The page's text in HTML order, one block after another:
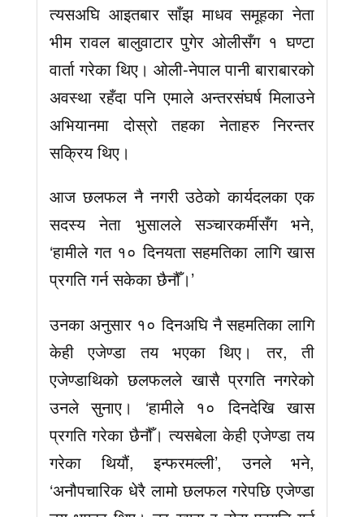
त्यसअघि आइतबार साँझ माधव समूहका नेता
भीम रावल बालुवाटार पुगेर ओलीसँग १ घण्टा
वार्ता गरेका थिए। ओली-नेपाल पानी बाराबारको
अवस्था रहँदा पनि एमाले अन्तरसंघर्ष मिलाउने
अभियानमा दोस्रो तहका नेताहरु निरन्तर
सक्रिय थिए।
आज छलफल नै नगरी उठेको कार्यदलका एक
सदस्य नेता भुसालले सञ्चारकर्मीसँग भने,
‘हामीले गत १० दिनयता सहमतिका लागि खास
प्रगति गर्न सकेका छैनौँ।’
उनका अनुसार १० दिनअघि नै सहमतिका लागि
केही एजेण्डा तय भएका थिए। तर, ती
एजेण्डाथिको छलफलले खासै प्रगति नगरेको
उनले सुनाए। ‘हामीले १० दिनदेखि खास
प्रगति गरेका छैनौँ। त्यसबेला केही एजेण्डा तय
गरेका थियौं, इन्फरमल्ली’, उनले भने,
‘अनौपचारिक धेरै लामो छलफल गरेपछि एजेण्डा